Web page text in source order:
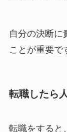
自分の決断に
ことが重要で
転職したら
転職をすると